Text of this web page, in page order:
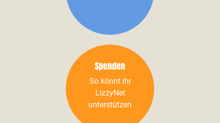
Spenden
So könnt ihr
LizzyNet
unterstützen